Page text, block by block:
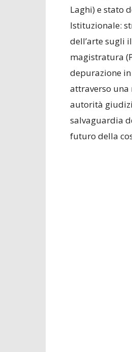
Laghi) e stato
Istituzionale:
dell’arte sugli
magistratura
depurazione
attraverso
autorità
salvaguardia
futuro della